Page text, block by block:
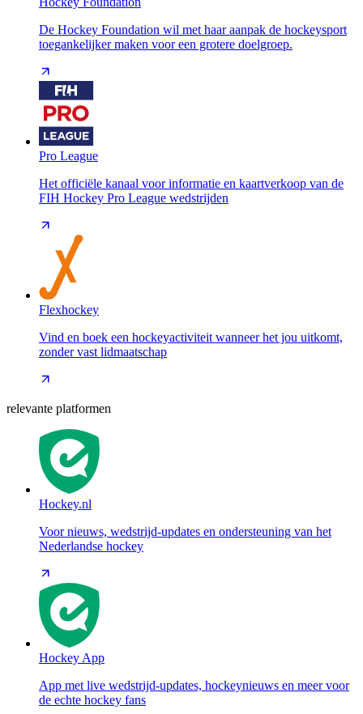
De Hockey Foundation wil met haar aanpak de hockeysport
toegankelijker maken voor een grotere doelgroep.
Pro League
Het officiële kanaal voor informatie en kaartverkoop van de
FIH Hockey Pro League wedstrijden
Flexhockey
Vind en boek een hockeyactiviteit wanneer het jou uitkomt,
zonder vast lidmaatschap
relevante platformen
Hockey.nl
Voor nieuws, wedstrijd-updates en ondersteuning van het
Nederlandse hockey
Hockey App
App met live wedstrijd-updates, hockeynieuws en meer voor
de echte hockey fans